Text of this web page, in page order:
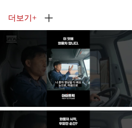
더보기 +